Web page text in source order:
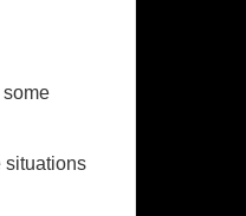
situations